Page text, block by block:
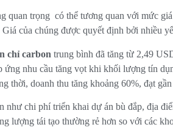
quan trọng có thể tương quan với mức
của chúng được quyết định bởi nhiều
chỉ carbon trung bình đã tăng từ 2,49
nhu cầu tăng vọt khi khối lượng tín
thời, doanh thu tăng khoảng 60%, đạt
như chi phí triển khai dự án bù đắp, địa
lượng tái tạo thường rẻ hơn so với các